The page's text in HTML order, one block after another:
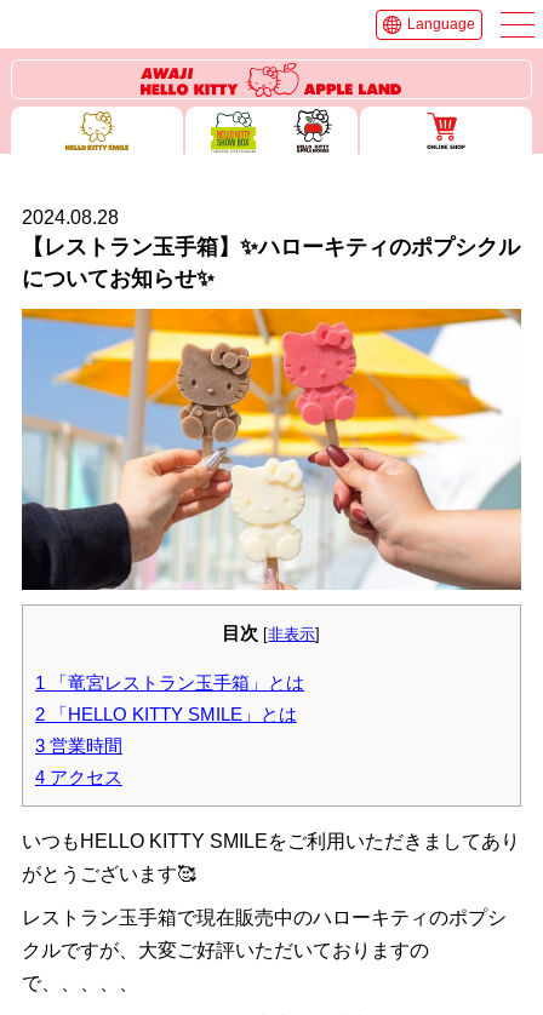
Language
2024.08.28
【レストラン玉手箱】✨ハローキティのポプシクル
についてお知らせ✨
目次 [非表示]
1 「竜宮レストラン玉手箱」とは
2「HELLO KITTY SMILE」とは
3営業時間
4アクセス
いつもHELLO KITTY SMILEをご利用いただきましてあり
がとうございます🥰
レストラン玉手箱で現在販売中のハローキティのポプシ
クルですが、大変ご好評いただいておりますの
で、、、、、